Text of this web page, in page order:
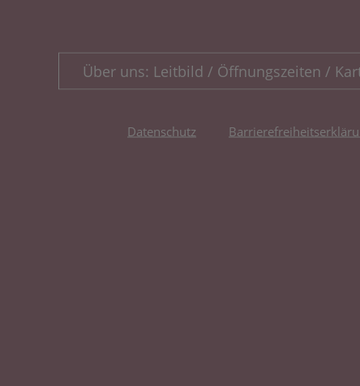
Über uns: Leitbild / Öffnungszeiten /
Datenschutz